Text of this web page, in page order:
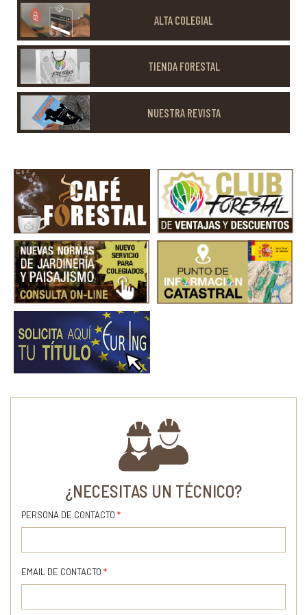
ALTA COLEGIAL
TIENDA FORESTAL
NUESTRA REVISTA
¿NECESITAS UN TÉCNICO?
PERSONA DE CONTACTO *
EMAIL DE CONTACTO *